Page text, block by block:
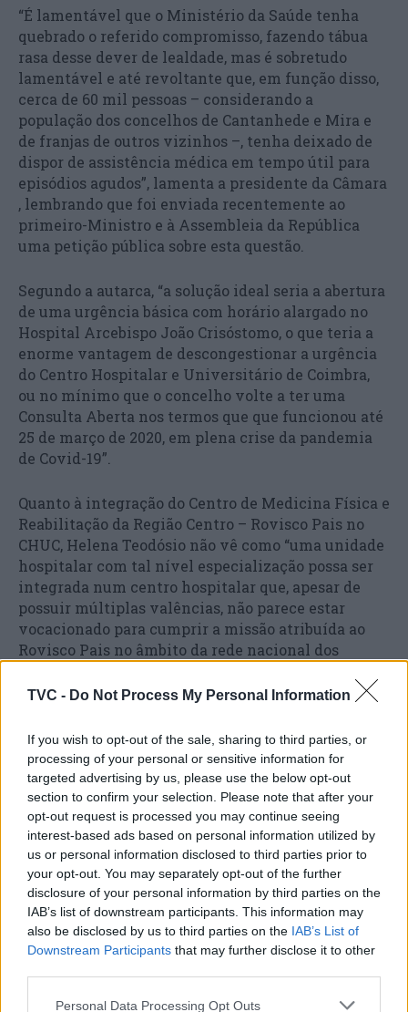
TVC - Do Not Process My Personal Information
If you wish to opt-out of the sale, sharing to third parties, or
processing of your personal or sensitive information for
targeted advertising by us, please use the below opt-out
section to confirm your selection. Please note that after your
opt-out request is processed you may continue seeing
interest-based ads based on personal information utilized by
us or personal information disclosed to third parties prior to
your opt-out. You may separately opt-out of the further
disclosure of your personal information by third parties on the
IAB’s list of downstream participants. This information may
also be disclosed by us to third parties on the IAB’s List of
Downstream Participants that may further disclose it to other
Personal Data Processing Opt Outs
“É lamentável que o Ministério da Saúde tenha
quebrado o referido compromisso, fazendo tábua
rasa desse dever de lealdade, mas é sobretudo
lamentável e até revoltante que, em função disso,
cerca de 60 mil pessoas – considerando a
população dos concelhos de Cantanhede e Mira e
de franjas de outros vizinhos –, tenha deixado de
dispor de assistência médica em tempo útil para
episódios agudos”, lamenta a presidente da Câmara
, lembrando que foi enviada recentemente ao
primeiro-Ministro e à Assembleia da República
uma petição pública sobre esta questão.
Segundo a autarca, “a solução ideal seria a abertura
de uma urgência básica com horário alargado no
Hospital Arcebispo João Crisóstomo, o que teria a
enorme vantagem de descongestionar a urgência
do Centro Hospitalar e Universitário de Coimbra,
ou no mínimo que o concelho volte a ter uma
Consulta Aberta nos termos que que funcionou até
25 de março de 2020, em plena crise da pandemia
de Covid-19”.
Quanto à integração do Centro de Medicina Física e
Reabilitação da Região Centro – Rovisco Pais no
CHUC, Helena Teodósio não vê como “uma unidade
hospitalar com tal nível especialização possa ser
integrada num centro hospitalar que, apesar de
possuir múltiplas valências, não parece estar
vocacionado para cumprir a missão atribuída ao
Rovisco Pais no âmbito da rede nacional dos
isso, considera que “não faz sentido a
autonomia clínica, administrativa e financeira, e
muito especialmente se isso for feito à margem de
uma restruturação geral da rede nacional dos
Centros de Medicina Física e Reabilitação”.